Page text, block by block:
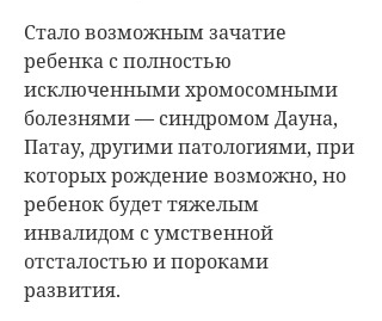
Стало возможным зачатие
ребенка с полностью
исключенными хромосомными
болезнями — синдромом Дауна,
Патау, другими патологиями, при
которых рождение возможно, но
ребенок будет тяжелым
инвалидом с умственной
отсталостью и пороками
развития.